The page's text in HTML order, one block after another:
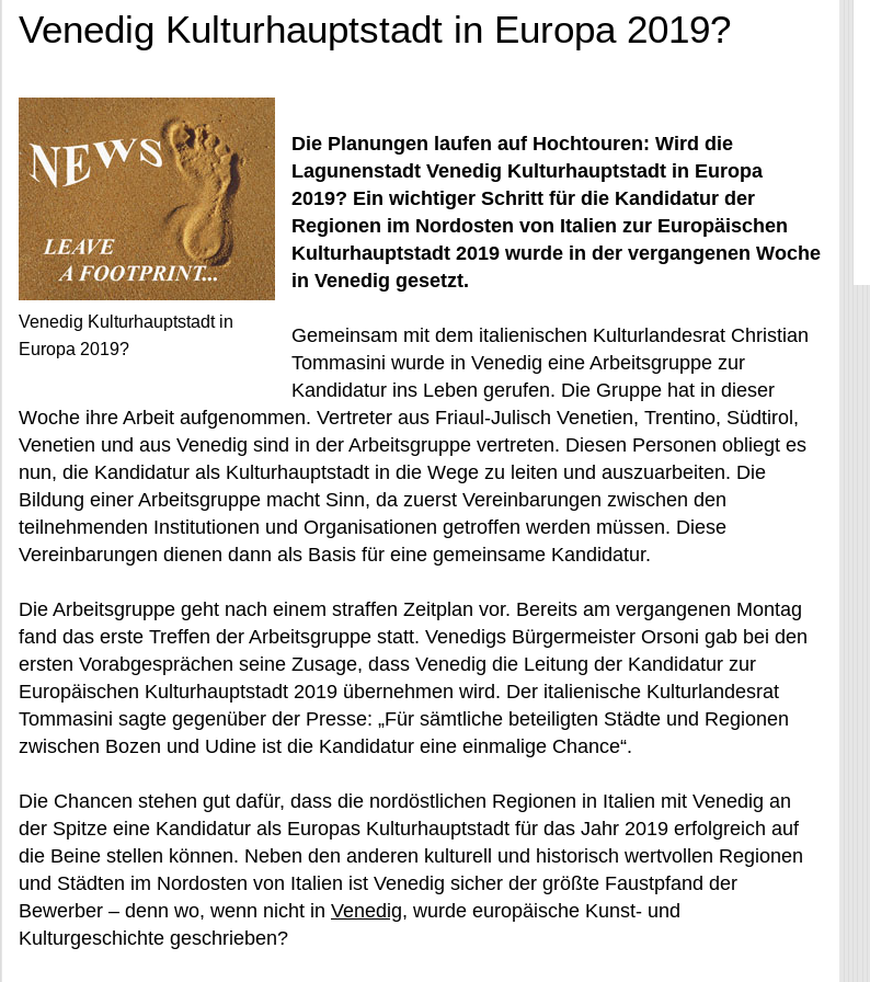
Venedig Kulturhauptstadt in Europa 2019?
Venedig Kulturhauptstadt in
Europa 2019?
Die Planungen laufen auf Hochtouren: Wird die
Lagunenstadt Venedig Kulturhauptstadt in Europa
2019? Ein wichtiger Schritt für die Kandidatur der
Regionen im Nordosten von Italien zur Europäischen
Kulturhauptstadt 2019 wurde in der vergangenen Woche
in Venedig gesetzt.
Gemeinsam mit dem italienischen Kulturlandesrat Christian
Tommasini wurde in Venedig eine Arbeitsgruppe zur
Kandidatur ins Leben gerufen. Die Gruppe hat in dieser
Woche ihre Arbeit aufgenommen. Vertreter aus Friaul-Julisch Venetien, Trentino, Südtirol,
Venetien und aus Venedig sind in der Arbeitsgruppe vertreten. Diesen Personen obliegt es
nun, die Kandidatur als Kulturhauptstadt in die Wege zu leiten und auszuarbeiten. Die
Bildung einer Arbeitsgruppe macht Sinn, da zuerst Vereinbarungen zwischen den
teilnehmenden Institutionen und Organisationen getroffen werden müssen. Diese
Vereinbarungen dienen dann als Basis für eine gemeinsame Kandidatur.
Die Arbeitsgruppe geht nach einem straffen Zeitplan vor. Bereits am vergangenen Montag
fand das erste Treffen der Arbeitsgruppe statt. Venedigs Bürgermeister Orsoni gab bei den
ersten Vorabgesprächen seine Zusage, dass Venedig die Leitung der Kandidatur zur
Europäischen Kulturhauptstadt 2019 übernehmen wird. Der italienische Kulturlandesrat
Tommasini sagte gegenüber der Presse: „Für sämtliche beteiligten Städte und Regionen
zwischen Bozen und Udine ist die Kandidatur eine einmalige Chance“.
Die Chancen stehen gut dafür, dass die nordöstlichen Regionen in Italien mit Venedig an
der Spitze eine Kandidatur als Europas Kulturhauptstadt für das Jahr 2019 erfolgreich auf
die Beine stellen können. Neben den anderen kulturell und historisch wertvollen Regionen
und Städten im Nordosten von Italien ist Venedig sicher der größte Faustpfand der
Bewerber – denn wo, wenn nicht in Venedig, wurde europäische Kunst- und
Kulturgeschichte geschrieben?